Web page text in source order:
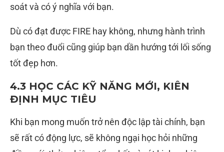
soát và có ý nghĩa với bạn.
Dù có đạt được FIRE hay không, nhưng hành trình
bạn theo đuổi cũng giúp bạn dần hướng tới lối sống
tốt đẹp hơn.
4.3 HỌC CÁC KỸ NĂNG MỚI, KIÊN
ĐỊNH MỤC TIÊU
Khi bạn mong muốn trở nên độc lập tài chính, bạn
sẽ rất có động lực, sẽ không ngại học hỏi những